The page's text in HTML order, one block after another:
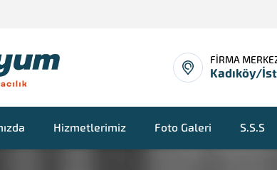
FİRMA
Kadıköy/
Hizmetlerimiz Foto Galeri S.S.S